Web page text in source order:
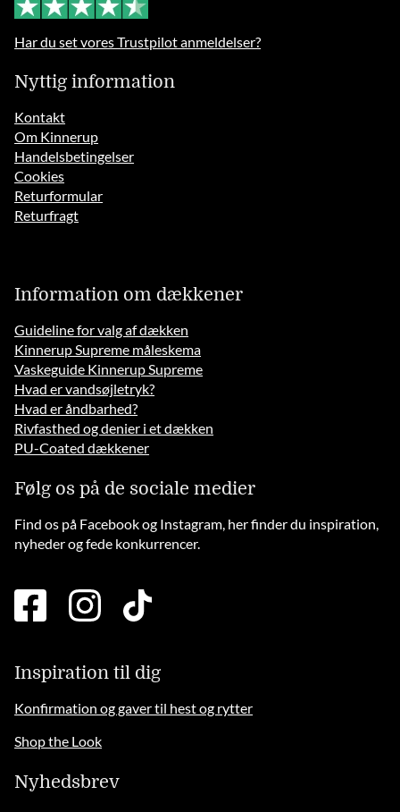
Har du set vores Trustpilot anmeldelser?
Nyttig information
Kontakt
Om Kinnerup
Handelsbetingelser
Cookies
Returformular
Returfragt
Information om dækkener
Guideline for valg af dækken
Kinnerup Supreme måleskema
Vaskeguide Kinnerup Supreme
Hvad er vandsøjletryk?
Hvad er åndbarhed?
Rivfasthed og denier i et dækken
PU-Coated dækkener
Følg os på de sociale medier
Find os på Facebook og Instagram, her finder du inspiration,
nyheder og fede konkurrencer.
facebook
square
instagramtiktok
Inspiration til dig
Konfirmation og gaver til hest og rytter
Shop the Look
Nyhedsbrev